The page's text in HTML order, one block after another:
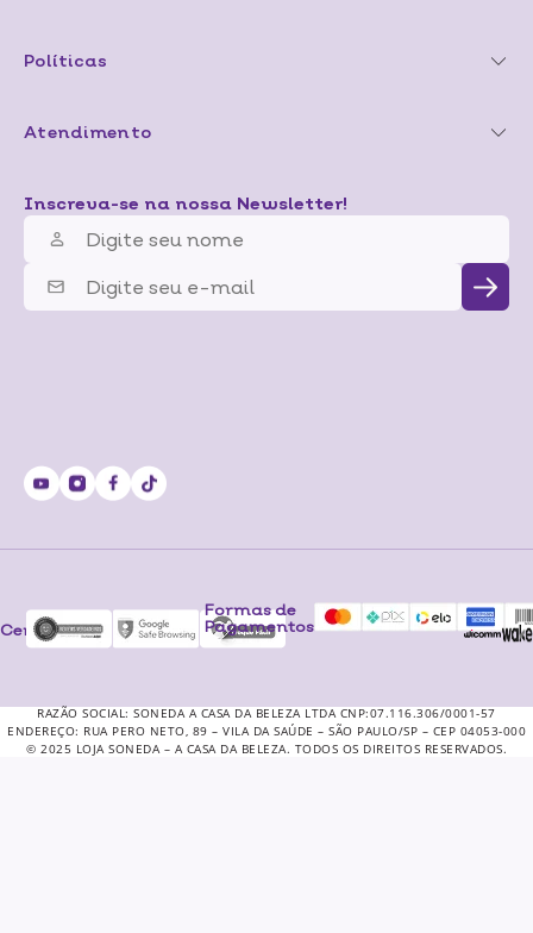
Políticas
Atendimento
Inscreva-se na nossa Newsletter!
Certificados
Formas de
Pagamentos
RAZÃO SOCIAL: SONEDA A CASA DA BELEZA LTDA CNP:07.116.306/0001-57
ENDEREÇO: RUA PERO NETO, 89 – VILA DA SAÚDE – SÃO PAULO/SP – CEP 04053-000
© 2025 LOJA SONEDA – A CASA DA BELEZA. TODOS OS DIREITOS RESERVADOS.